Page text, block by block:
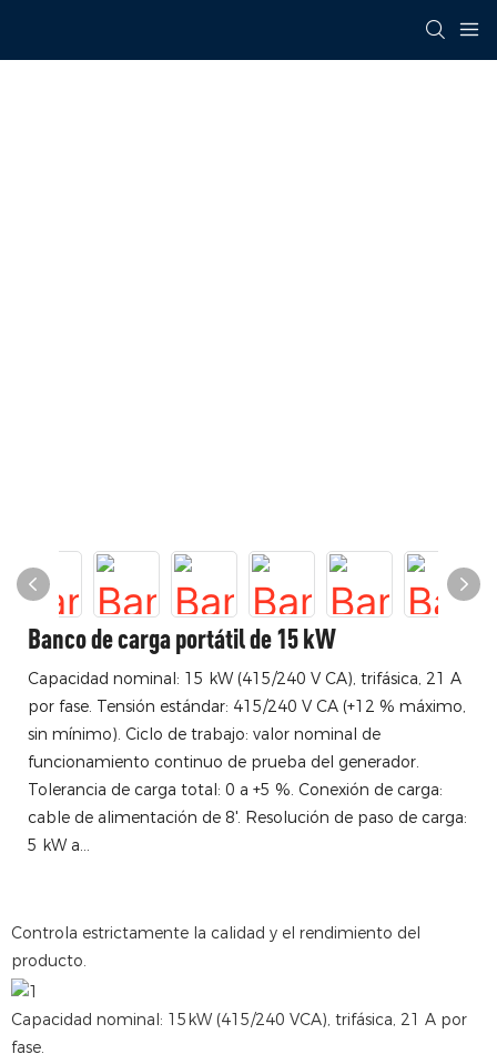
Banco de carga portátil de 15 kW
Capacidad nominal: 15 kW (415/240 V CA), trifásica, 21 A
por fase. Tensión estándar: 415/240 V CA (+12 % máximo,
sin mínimo). Ciclo de trabajo: valor nominal de
funcionamiento continuo de prueba del generador.
Tolerancia de carga total: 0 a +5 %. Conexión de carga:
cable de alimentación de 8'. Resolución de paso de carga:
5 kW a...
Controla estrictamente la calidad y el rendimiento del
producto.
Capacidad nominal: 15kW (415/240 VCA), trifásica, 21 A por
fase.